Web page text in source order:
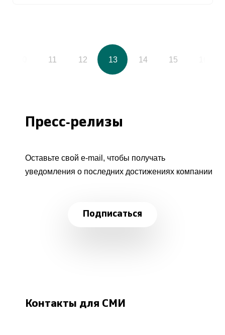
11 12 13 14 15
Пресс-релизы
Оставьте свой e-mail, чтобы получать
уведомления о последних достижениях компании
Подписаться
Контакты для СМИ